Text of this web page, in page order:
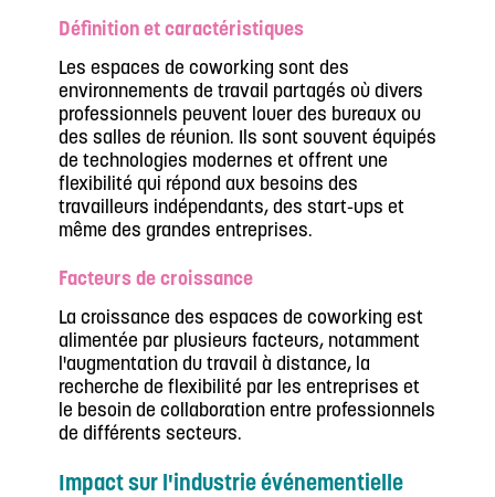
Définition et caractéristiques
Les espaces de coworking sont des
environnements de travail partagés où divers
professionnels peuvent louer des bureaux ou
des salles de réunion. Ils sont souvent équipés
de technologies modernes et offrent une
flexibilité qui répond aux besoins des
travailleurs indépendants, des start-ups et
même des grandes entreprises.
Facteurs de croissance
La croissance des espaces de coworking est
alimentée par plusieurs facteurs, notamment
l'augmentation du travail à distance, la
recherche de flexibilité par les entreprises et
le besoin de collaboration entre professionnels
de différents secteurs.
Impact sur l'industrie événementielle